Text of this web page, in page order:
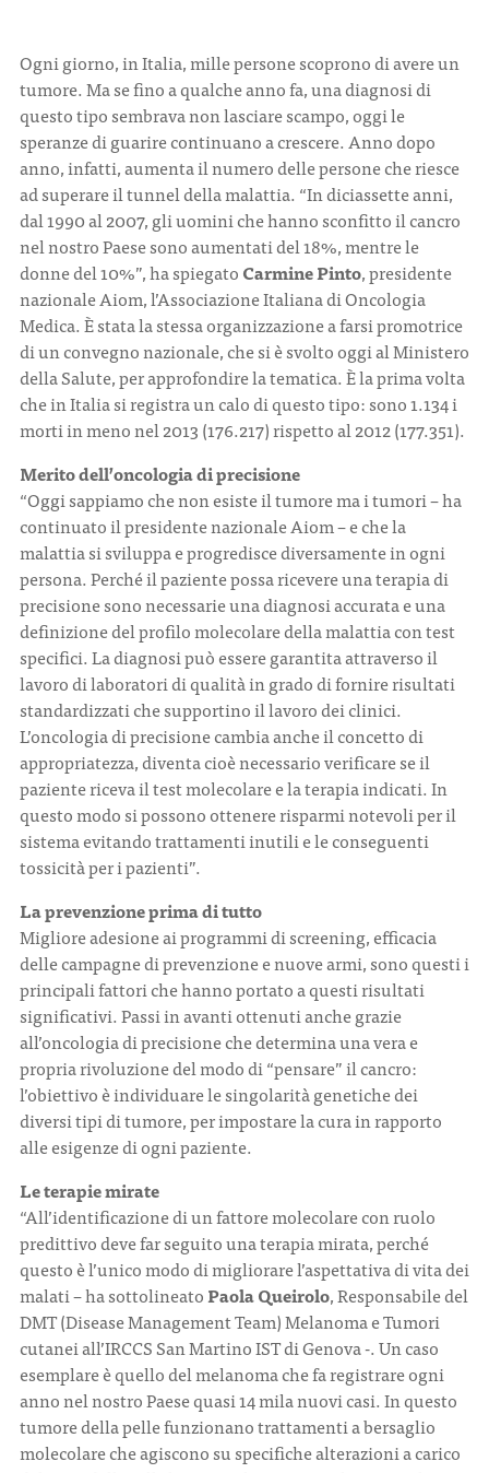
Ogni giorno, in Italia, mille persone scoprono di avere un
tumore. Ma se fino a qualche anno fa, una diagnosi di
questo tipo sembrava non lasciare scampo, oggi le
speranze di guarire continuano a crescere. Anno dopo
anno, infatti, aumenta il numero delle persone che riesce
ad superare il tunnel della malattia. “In diciassette anni,
dal 1990 al 2007, gli uomini che hanno sconfitto il cancro
nel nostro Paese sono aumentati del 18%, mentre le
donne del 10%”, ha spiegatoCarmine Pinto, presidente
nazionale Aiom, l’Associazione Italiana di Oncologia
Medica. È stata la stessa organizzazione a farsi promotrice
di un convegno nazionale, che si è svolto oggi al Ministero
della Salute, per approfondire la tematica. È la prima volta
che in Italia si registra un calo di questo tipo: sono 1.134 i
morti in meno nel 2013 (176.217) rispetto al 2012 (177.351).
Merito dell’oncologia di precisione
“Oggi sappiamo che non esiste il tumore ma i tumori – ha
continuato il presidente nazionale Aiom – e che la
malattia si sviluppa e progredisce diversamente in ogni
persona. Perché il paziente possa ricevere una terapia di
precisione sono necessarie una diagnosi accurata e una
definizione del profilo molecolare della malattia con test
specifici. La diagnosi può essere garantita attraverso il
lavoro di laboratori di qualità in grado di fornire risultati
standardizzati che supportino il lavoro dei clinici.
L’oncologia di precisione cambia anche il concetto di
appropriatezza, diventa cioè necessario verificare se il
paziente riceva il test molecolare e la terapia indicati. In
questo modo si possono ottenere risparmi notevoli per il
sistema evitando trattamenti inutili e le conseguenti
tossicità per i pazienti”.
La prevenzione prima di tutto
Migliore adesione ai programmi di screening, efficacia
delle campagne di prevenzione e nuove armi, sono questi i
principali fattori che hanno portato a questi risultati
significativi. Passi in avanti ottenuti anche grazie
all’oncologia di precisione che determina una vera e
propria rivoluzione del modo di “pensare” il cancro:
l’obiettivo è individuare le singolarità genetiche dei
diversi tipi di tumore, per impostare la cura in rapporto
alle esigenze di ogni paziente.
Le terapie mirate
“All’identificazione di un fattore molecolare con ruolo
predittivo deve far seguito una terapia mirata, perché
questo è l’unico modo di migliorare l’aspettativa di vita dei
malati – ha sottolineatoPaola Queirolo, Responsabile del
DMT (Disease Management Team) Melanoma e Tumori
cutanei all’IRCCS San Martino IST di Genova -. Un caso
esemplare è quello del melanoma che fa registrare ogni
anno nel nostro Paese quasi 14 mila nuovi casi. In questo
tumore della pelle funzionano trattamenti a bersaglio
molecolare che agiscono su specifiche alterazioni a carico